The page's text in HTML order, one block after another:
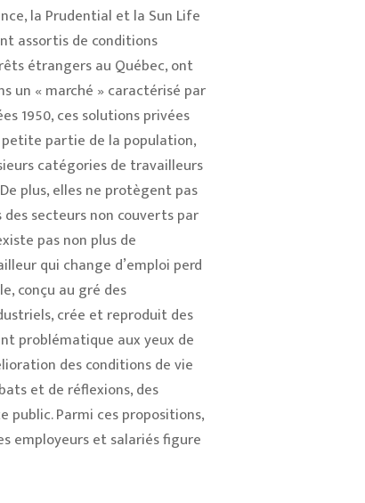
la Prudential et la Sun Life
assortis de conditions
étrangers au Québec, ont
un « marché » caractérisé par
1950, ces solutions privées
petite partie de la population,
catégories de travailleurs
plus, elles ne protègent pas
secteurs non couverts par
pas non plus de
qui change d’emploi perd
conçu au gré des
crée et reproduit des
problématique aux yeux de
des conditions de vie
et de réflexions, des
public. Parmi ces propositions,
employeurs et salariés figure